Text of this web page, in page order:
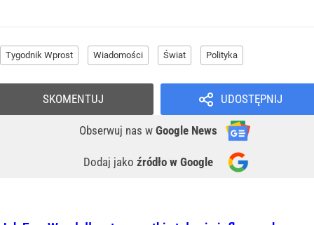
Tygodnik Wprost Wiadomości Świat Polityka
UDOSTĘPNIJ
Obserwuj nas w Google News
Dodaj jako źródło w Google
SKOMENTUJ